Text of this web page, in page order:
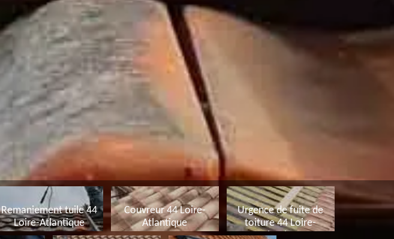
Remaniement tuile 44
Loire-Atlantique
Couvreur 44 Loire-
Atlantique
Urgence de fuite de
toiture 44 Loire-
Atlantique